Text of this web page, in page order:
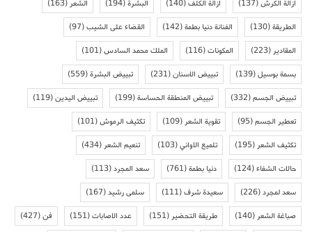
ازالة الكرش(137) ازالة الكلف(140) البشرة(194) الشعر(163)
الطريقة(130) الفنانة دنيا بطمة(142) القضاء على الشيب(97)
المقادير(223) المكونات(116) الملك محمد السادس(101)
بسمة بوسيل(139) تبييض الاسنان(231) تبييض البشرة(559)
تبييض الجسم(332) تبييض المنطقة الحساسة(199) تبييض اليدين(119)
تعطير الجسم(95) تقوية الشعر(109) تكثيف الرموش(101)
تكثيف الشعر(195) تلميع الاواني(103) تنعيم الشعر(434)
حالات الشفاء(124) دنيا بطمة(761) سعد المجرد(113)
سعد لمجرد(226) سعيدة شرف(111) سلمى رشيد(167)
صباغة الشعر(140) طريقة التحضير(151) عدد الاصابات(151) فن(427)